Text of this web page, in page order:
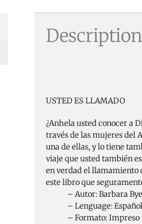
Description
USTED ES LLAMADO
¿Anhela usted conocer a
través de las mujeres del
una de ellas, y lo tiene
viaje que usted también
en verdad el llamamiento
este libro que
– Autor: Barbara
– Lenguage: Español
– Formato: Impreso